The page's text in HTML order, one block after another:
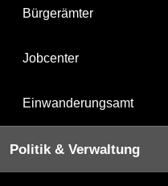
Bürgerämter
Jobcenter
Einwanderungsamt
Politik & Verwaltung